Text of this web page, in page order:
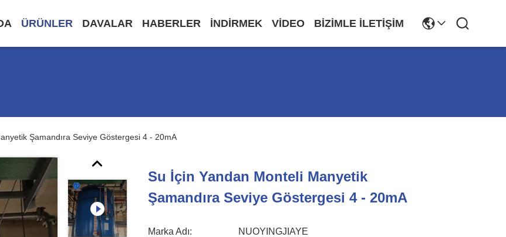
ÜRÜNLER DAVALAR HABERLER INDIRMEK VIDEO BIZIMLE İLETIŞIM
Şamandıra Seviye Göstergesi 4 - 20mA
Su İçin Yandan Monteli Manyetik
Şamandıra Seviye Göstergesi 4 - 20mA
Marka Adı: NUOYINGJIAYE